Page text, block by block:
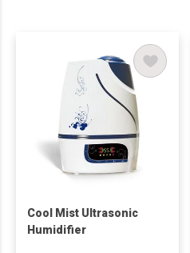
Cool Mist Ultrasonic
Humidifier